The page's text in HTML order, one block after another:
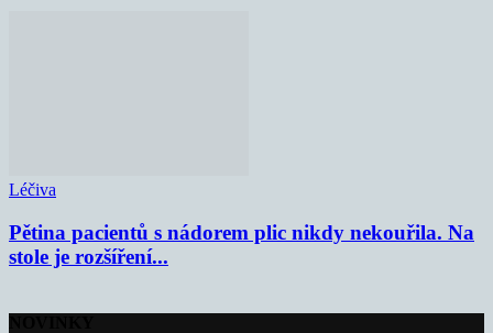
Léčiva
Pětina pacientů s nádorem plic nikdy nekouřila. Na
stole je rozšíření...